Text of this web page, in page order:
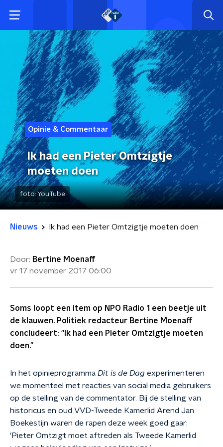
Opinie & Commentaar
Ik had een Pieter Omtzigtje
moeten doen
foto:YouTube
Nieuws Ik had een Pieter Omtzigtje moeten doen
Door: Bertine Moenaff
vr 17 november 2017 06:00
Soms loopt een item op NPO Radio 1 een beetje uit
de klauwen. Politiek redacteur Bertine Moenaff
concludeert: "Ik had een Pieter Omtzigtje moeten
doen."
In het opinieprogramma Dit is de Dag experimenteren
we momenteel met reacties van social media gebruikers
op de stelling van de commentator. Bij de stelling van
historicus en oud VVD-Tweede Kamerlid Arend Jan
Boekestijn waren de rapen deze week goed gaar:
‘Pieter Omtzigt moet aftreden als Tweede Kamerlid